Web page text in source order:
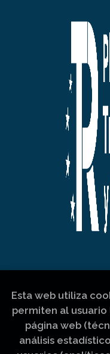
Esta web utiliza
permiten al
página web
análisis